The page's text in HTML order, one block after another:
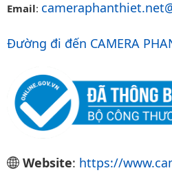
Email:
Đường đi đến CAMERA
Website: https://